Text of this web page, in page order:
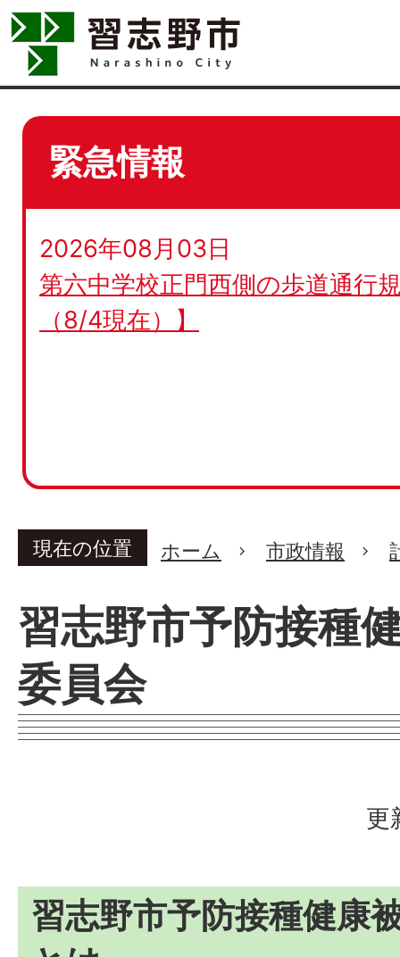
緊急情報
2026年08月03日
第六中学校正門西側の歩道通行
（8/4現在）】
現在の位置 ホーム 市政情報
習志野市予防接種
委員会
更
習志野市予防接種健康